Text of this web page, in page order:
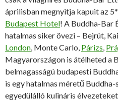
áprilisban megnyitja kapuit az
Budapest Hotel! A Buddha-Bar
hatalmas siker övezi – Bejrút,
London, Monte Carlo, Párizs,
Magyarországon is átélheted a
belmagasságú budapesti
is egy hatalmas méretű
egyedülálló kulináris